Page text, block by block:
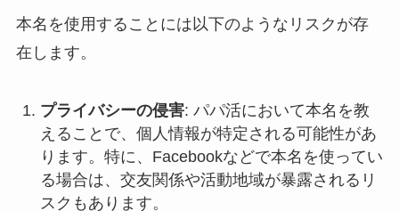
本名を使用することには以下のようなリスクが存
在します。
プライバシーの侵害: パパ活において本名を教
えることで、個人情報が特定される可能性があ
ります。特に、Facebookなどで本名を使ってい
る場合は、交友関係や活動地域が暴露されるリ
スクもあります。